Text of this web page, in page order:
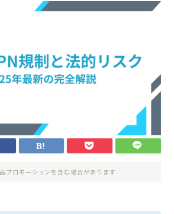
プロモーションを含む場合があります